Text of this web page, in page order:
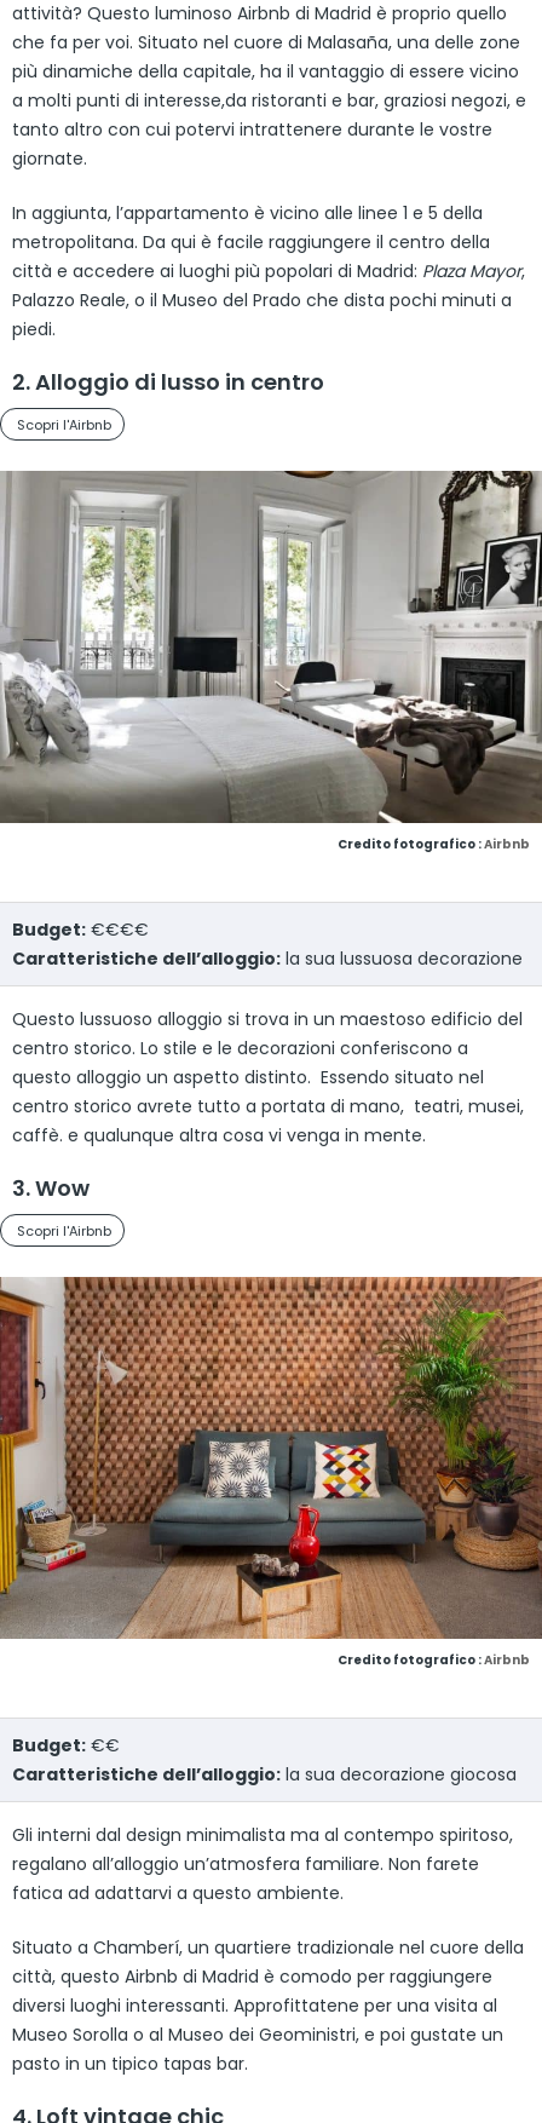
attività? Questo luminoso Airbnb di Madrid è proprio quello
che fa per voi. Situato nel cuore di Malasaña, una delle zone
più dinamiche della capitale, ha il vantaggio di essere vicino
a molti punti di interesse,da ristoranti e bar, graziosi negozi, e
tanto altro con cui potervi intrattenere durante le vostre
giornate.
In aggiunta, l’appartamento è vicino alle linee 1 e 5 della
metropolitana. Da qui è facile raggiungere il centro della
città e accedere ai luoghi più popolari di Madrid: Plaza Mayor,
Palazzo Reale, o il Museo del Prado che dista pochi minuti a
piedi.
2. Alloggio di lusso in centro
Scopri l'Airbnb
Credito fotografico :Airbnb
Budget: €€€€
Caratteristiche dell’alloggio: la sua lussuosa decorazione
Questo lussuoso alloggio si trova in un maestoso edificio del
centro storico. Lo stile e le decorazioni conferiscono a
questo alloggio un aspetto distinto. Essendo situato nel
centro storico avrete tutto a portata di mano, teatri, musei,
caffè. e qualunque altra cosa vi venga in mente.
3. Wow
Scopri l'Airbnb
Credito fotografico :Airbnb
Budget: €€
Caratteristiche dell’alloggio: la sua decorazione giocosa
Gli interni dal design minimalista ma al contempo spiritoso,
regalano all’alloggio un’atmosfera familiare. Non farete
fatica ad adattarvi a questo ambiente.
Situato a Chamberí, un quartiere tradizionale nel cuore della
città, questo Airbnb di Madrid è comodo per raggiungere
diversi luoghi interessanti. Approfittatene per una visita al
Museo Sorolla o al Museo dei Geoministri, e poi gustate un
pasto in un tipico tapas bar.
4. Loft vintage chic